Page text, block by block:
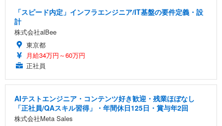
「スピード内定」インフラエンジニア/IT基盤の要件定義・設
計
株式会社alBee
東京都
月給34万円～60万円
正社員
AIテストエンジニア・コンテンツ好き歓迎・残業ほぼなし
「正社員/QAスキル習得」・年間休日125日・賞与年2回
株式会社Meta Sales